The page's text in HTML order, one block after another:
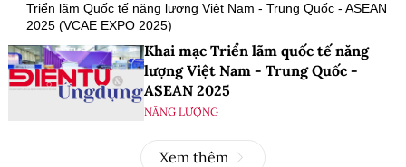
Triển lãm Quốc tế năng lượng Việt Nam - Trung Quốc - ASEAN
2025 (VCAE EXPO 2025)
Khai mạc Triển lãm quốc tế năng
lượng Việt Nam - Trung Quốc -
ASEAN 2025
NĂNG LƯỢNG
Xem thêm